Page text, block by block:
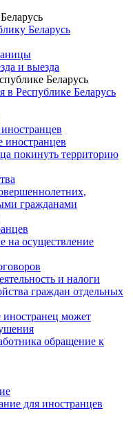
Беларусь
и выезда
Беларусь
в Республике Беларусь
иностранцев
покинуть территорию
гражданами
на осуществление
и налоги
граждан отдельных
может
обращение к
для иностранцев